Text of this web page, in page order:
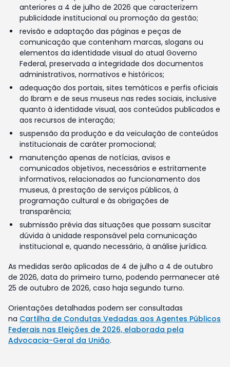
anteriores a 4 de julho de 2026 que caracterizem
publicidade institucional ou promoção da gestão;
revisão e adaptação das páginas e peças de
comunicação que contenham marcas, slogans ou
elementos da identidade visual do atual Governo
Federal, preservada a integridade dos documentos
administrativos, normativos e históricos;
adequação dos portais, sites temáticos e perfis oficiais
do Ibram e de seus museus nas redes sociais, inclusive
quanto à identidade visual, aos conteúdos publicados e
aos recursos de interação;
suspensão da produção e da veiculação de conteúdos
institucionais de caráter promocional;
manutenção apenas de notícias, avisos e
comunicados objetivos, necessários e estritamente
informativos, relacionados ao funcionamento dos
museus, à prestação de serviços públicos, à
programação cultural e às obrigações de
transparência;
submissão prévia das situações que possam suscitar
dúvida à unidade responsável pela comunicação
institucional e, quando necessário, à análise jurídica.
As medidas serão aplicadas de 4 de julho a 4 de outubro
de 2026, data do primeiro turno, podendo permanecer até
25 de outubro de 2026, caso haja segundo turno.
Orientações detalhadas podem ser consultadas
na Cartilha de Condutas Vedadas aos Agentes Públicos
Federais nas Eleições de 2026, elaborada pela
Advocacia-Geral da União.